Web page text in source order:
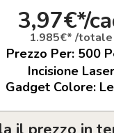
3,97€*/
1.985€* /totale
Prezzo Per: 500
Incisione Laser
Gadget Colore: